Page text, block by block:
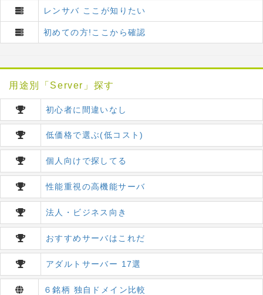
レンサバ ここが知りたい
初めての方!ここから確認
用途別「Server」探す
初心者に間違いなし
低価格で選ぶ(低コスト)
個人向けで探してる
性能重視の高機能サーバ
法人・ビジネス向き
おすすめサーバはこれだ
アダルトサーバー 17選
６銘柄 独自ドメイン比較